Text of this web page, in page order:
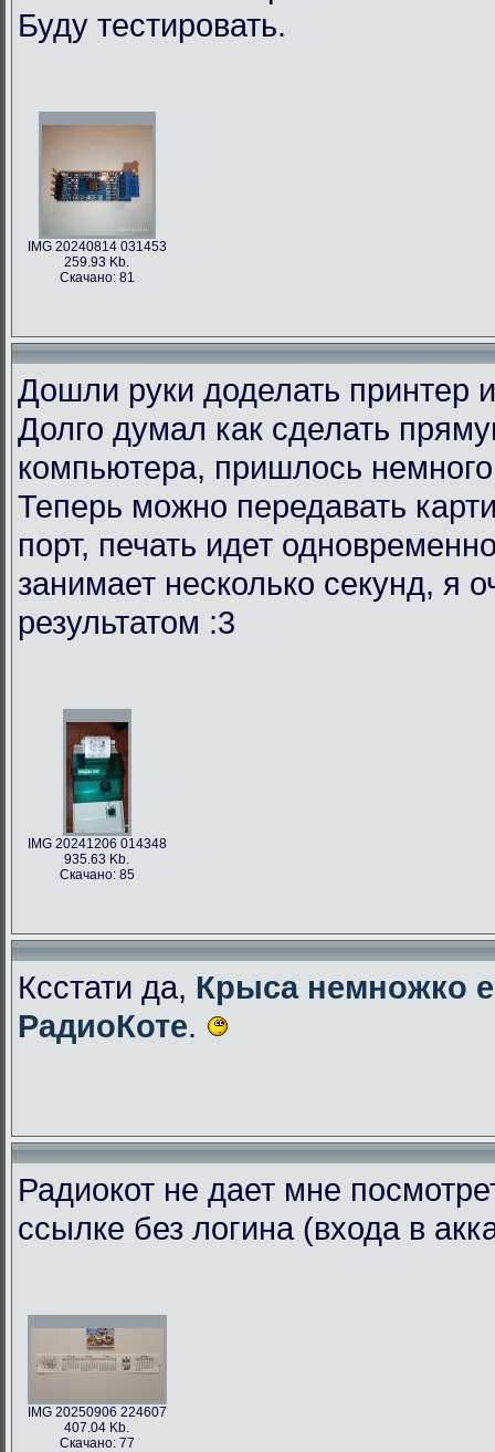
Буду тестировать.
IMG 20240814 031453
259.93 Kb.
Скачано: 81
Дошли руки доделать принтер
Долго думал как сделать
компьютера, пришлось немного
Теперь можно передавать
порт, печать идет
занимает несколько секунд, я
результатом :3
IMG 20241206 014348
935.63 Kb.
Скачано: 85
Ксстати да, Крыса немножко
РадиоКоте.
Радиокот не дает мне
ссылке без логина (входа в
IMG 20250906 224607
407.04 Kb.
Скачано: 77